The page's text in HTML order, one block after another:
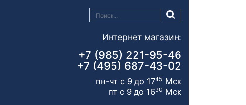
Интернет магазин:
+7 (985) 221-95-46
+7 (495) 687-43-02
пн-чт с 9 до 1745 Мск
пт с 9 до 1630 Мск